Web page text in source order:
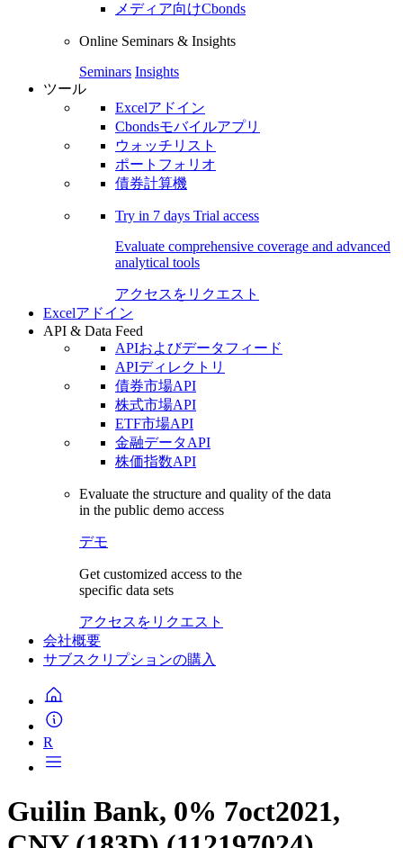
メディア向けCbonds
Online Seminars & Insights
Seminars Insights
ツール
Excelアドイン
Cbondsモバイルアプリ
ウォッチリスト
ポートフォリオ
債券計算機
Try in 7 days Trial access
Evaluate comprehensive coverage and advanced
analytical tools
アクセスをリクエスト
Excelアドイン
API & Data Feed
APIおよびデータフィード
APIディレクトリ
債券市場API
株式市場API
ETF市場API
金融データAPI
株価指数API
Evaluate the structure and quality of the data
in the public demo access
デモ
Get customized access to the
specific data sets
アクセスをリクエスト
会社概要
サブスクリプションの購入
R
Guilin Bank, 0% 7oct2021,